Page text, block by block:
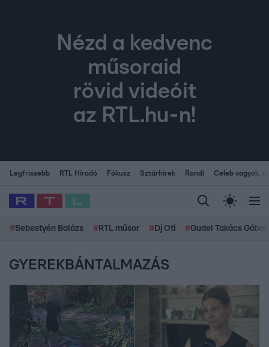
Nézd a kedvenc
műsoraid
rövid videóit
az RTL.hu-n!
Legfrissebb RTL Híradó Fókusz Sztárhírek Randi Celeb vagyok,
#Sebestyén Balázs # RTL műsor # Dj Oti #Gudel Takács Gábor
GYEREKBÁNTALMAZÁS